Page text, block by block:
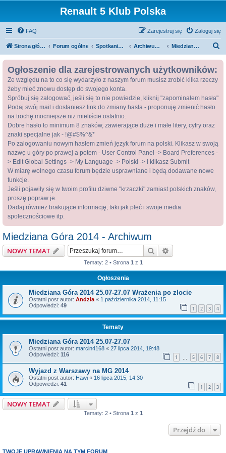
Renault 5 Klub Polska
FAQ Zaloguj się
Zarejestruj się
Strona główna Forum ogólne Spotkania / Zloty Archiwum zlotów Miedziana Góra 2014 - Archiwum
Ogłoszenie dla zarejestrowanych użytkowników:
Ze względu na to co się wydarzyło z naszym forum musisz zrobić kilka rzeczy
żeby mieć znowu dostęp do swojego konta.
Spróbuj się zalogować, jeśli się to nie powiedzie, kliknij "zapominałem hasła"
Podaj swój mail i dostaniesz link do zmiany hasła - proponuję zmienić hasło
na trochę mocniejsze niż mieliście ostatnio.
Dobre hasło to minimum 8 znaków, zawierające duże i małe litery, cyfry oraz
znaki specjalne jak - !@#$%^&*
Po zalogowaniu nowym hasłem zmień język forum na polski. Klikasz w swoją
nazwę u góry po prawej a potem - User Control Panel -> Board Preferences -
> Edit Global Settings -> My Language -> Polski -> i klikasz Submit
W miarę wolnego czasu forum będzie usprawniane i będą dodawane nowe
funkcje.
Jeśli pojawiły się w twoim profilu dziwne "krzaczki" zamiast polskich znaków,
proszę popraw je.
Dadaj również brakujące informację, taki jak płeć i swoje media
społecznościowe itp.
Miedziana Góra 2014 - Archiwum
NOWY TEMAT Szukaj
Tematy: 2 • Strona 1 z 1
Ogłoszenia
Miedziana Góra 2014 25.07-27.07 Wrażenia po zlocie
Ostatni post autor: Andzia « 1 października 2014, 11:15
Odpowiedzi: 49 1 2 3 4
Tematy
Miedziana Góra 2014 25.07-27.07
Ostatni post autor: marcin4168 « 27 lipca 2014, 19:48
Odpowiedzi: 116 1 5 6 7 8
Wyjazd z Warszawy na MG 2014
Ostatni post autor: Hawi « 16 lipca 2015, 14:30
Odpowiedzi: 41 1 2 3
NOWY TEMAT
Tematy: 2 • Strona 1 z 1
Przejdź do
TWOJE UPRAWNIENIA NA TYM FORUM